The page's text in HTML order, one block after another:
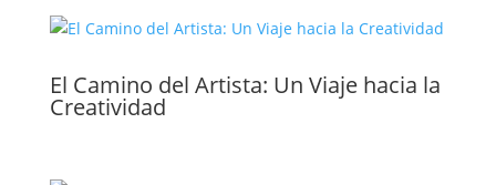
El Camino del Artista: Un Viaje hacia la
Creatividad